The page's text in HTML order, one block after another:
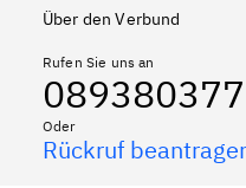
Über den Verbund
Rufen Sie uns an
Oder
Rückruf